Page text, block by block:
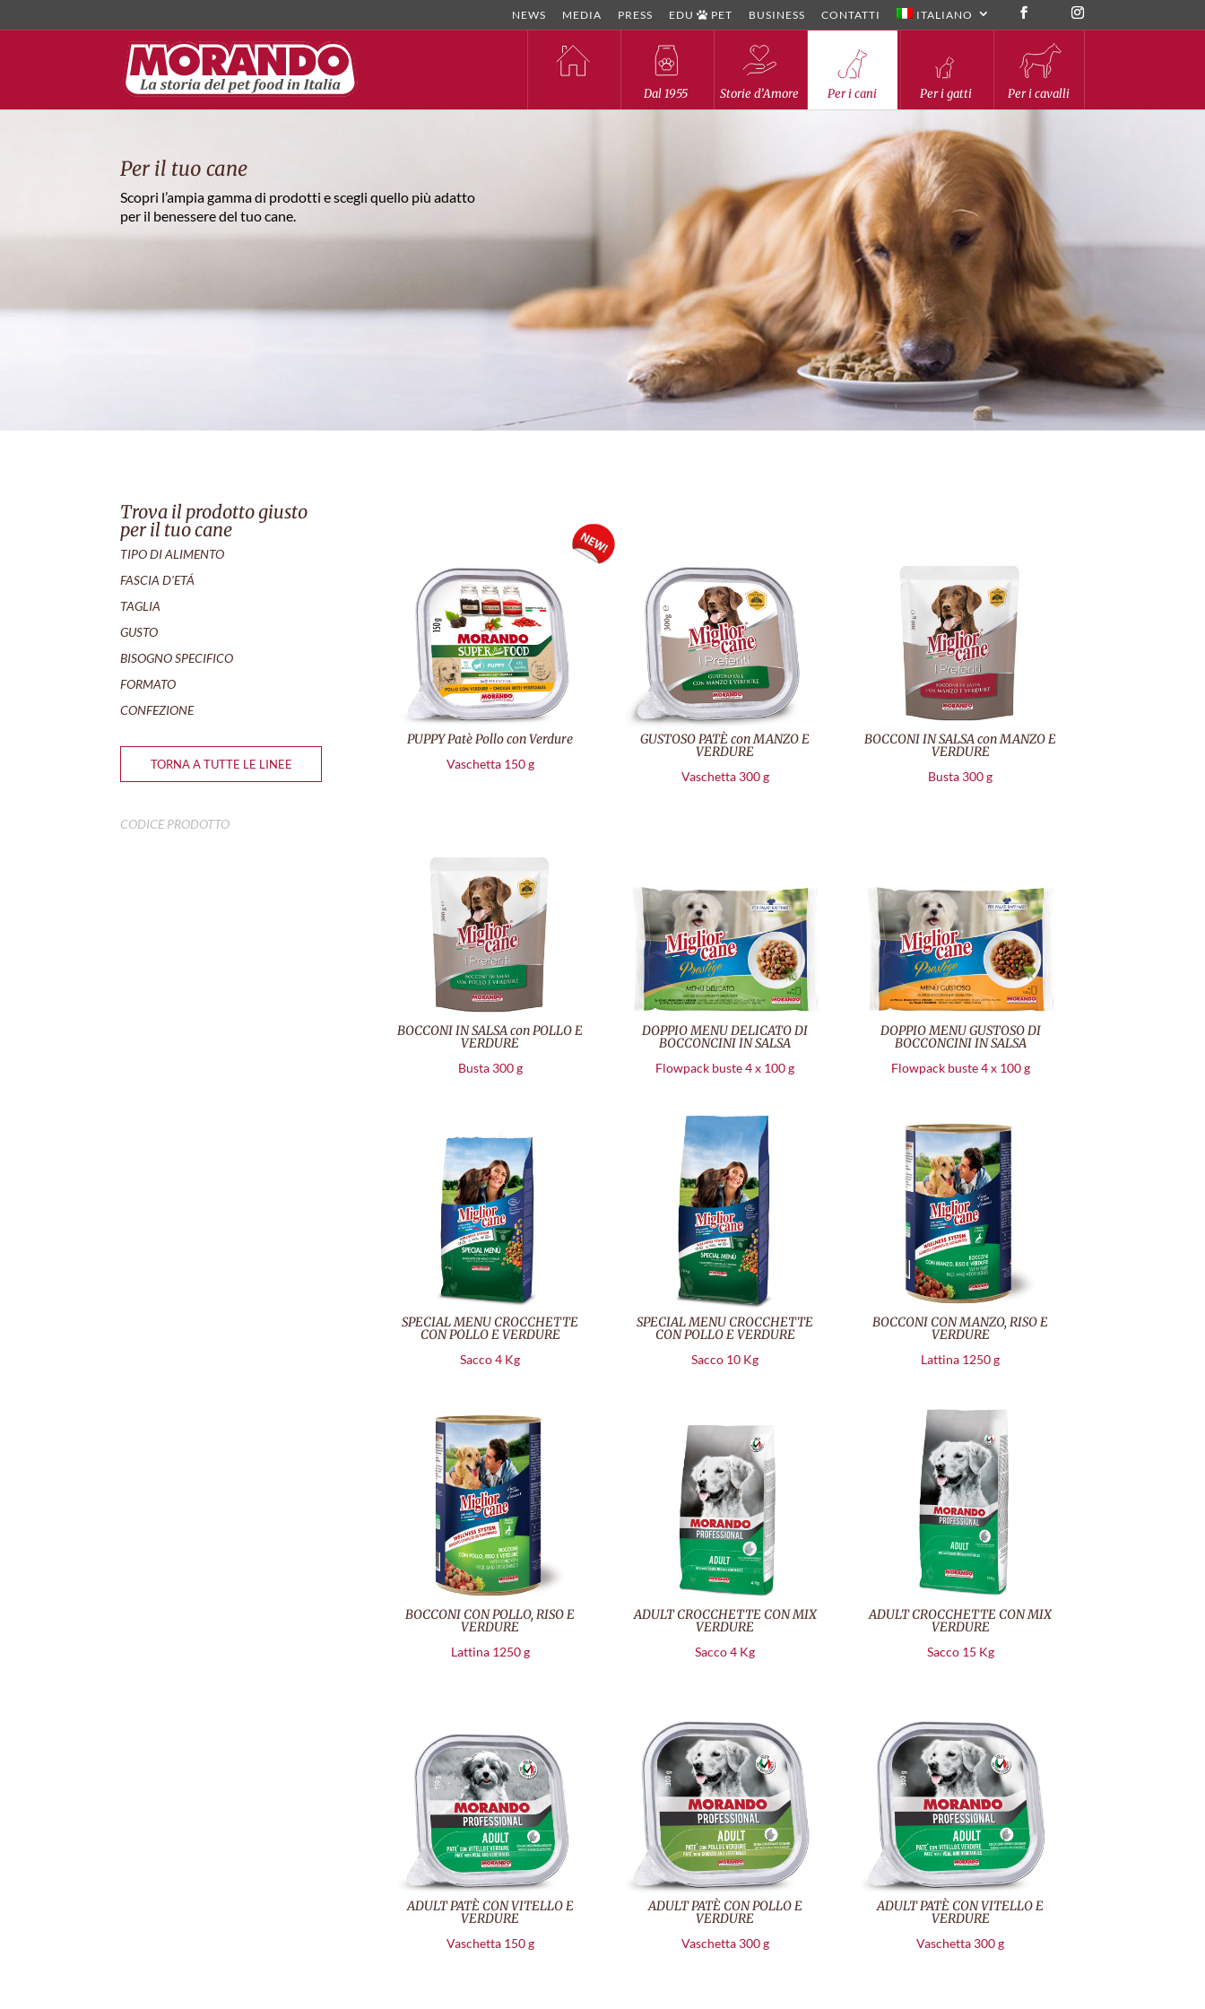
NEWS MEDIA PRESS EDU PET BUSINESS CONTATTI ITALIANO
Dal 1955 Storie d’Amore Per i cani Per i gatti Per i cavalli
Per il tuo cane
Scopri l’ampia gamma di prodotti e scegli quello più adatto
per il benessere del tuo cane.
Trova il prodotto giusto
per il tuo cane
TIPO DI ALIMENTO
FASCIA D'ETÁ
TAGLIA
GUSTO
BISOGNO SPECIFICO
FORMATO
CONFEZIONE
TORNA A TUTTE LE LINEE
CODICE PRODOTTO
PUPPY Patè Pollo con Verdure
Vaschetta 150 g
GUSTOSO PATÈ con MANZO E
VERDURE
Vaschetta 300 g
BOCCONI IN SALSA con MANZO E
VERDURE
Busta 300 g
BOCCONI IN SALSA con POLLO E
VERDURE
Busta 300 g
DOPPIO MENU DELICATO DI
BOCCONCINI IN SALSA
Flowpack buste 4 x 100 g
DOPPIO MENU GUSTOSO DI
BOCCONCINI IN SALSA
Flowpack buste 4 x 100 g
SPECIAL MENU CROCCHETTE
CON POLLO E VERDURE
Sacco 4 Kg
SPECIAL MENU CROCCHETTE
CON POLLO E VERDURE
Sacco 10 Kg
BOCCONI CON MANZO, RISO E
VERDURE
Lattina 1250 g
BOCCONI CON POLLO, RISO E
VERDURE
Lattina 1250 g
ADULT CROCCHETTE CON MIX
VERDURE
Sacco 4 Kg
ADULT CROCCHETTE CON MIX
VERDURE
Sacco 15 Kg
ADULT PATÈ CON VITELLO E
VERDURE
Vaschetta 150 g
ADULT PATÈ CON POLLO E
VERDURE
Vaschetta 300 g
ADULT PATÈ CON VITELLO E
VERDURE
Vaschetta 300 g